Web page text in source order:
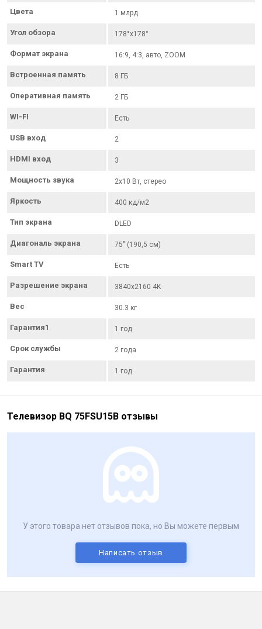
Цвета 1 млрд
Угол обзора 178°х178°
Формат экрана 16:9, 4:3, авто, ZOOM
Встроенная память 8 ГБ
Оперативная память 2 ГБ
WI-FI Есть
USB вход 2
HDMI вход 3
Мощность звука 2x10 Вт, стерео
Яркость 400 кд/м2
Тип экрана DLED
Диагональ экрана 75" (190,5 см)
Smart TV Есть
Разрешение экрана 3840x2160 4K
Вес 30.3 кг
Гарантия1 1 год
Срок службы 2 года
Гарантия 1 год
Телевизор BQ 75FSU15B отзывы
У этого товара нет отзывов пока, но Вы можете первым
Написать отзыв